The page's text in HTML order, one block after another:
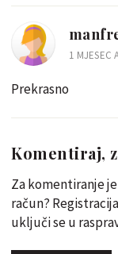
1 MJESEC
Prekrasno
Komentiraj,
Za komentiranje
račun?
uključi se u